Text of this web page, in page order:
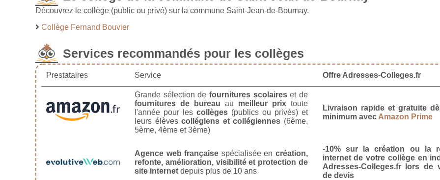
Découvrez le collège (public ou privé) sur la commune Saint-Jean-de-Bournay.
Collège Fernand Bouvier
Services recommandés pour les collèges
Prestataires Service Offre Adresses-Colleges.fr
Grande sélection de fournitures scolaireset de
fournitures de bureau au meilleur prixtoute
l'année pour les collèges(publics ou privés) et
leurs élèvescollégiens et collégiennes (6ème,
5ème, 4ème et 3ème)
Livraison rapide et gratuite
minimum avec Amazon Prime
Agence web française spécialisée en création,
refonte, amélioration, visibilité et protection de
site internet depuis plus de 10 ans
-10% sur la création ou la
internet de votre collège en
Adresses-Colleges.fr lors de
de devis